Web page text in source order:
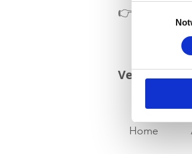
👉
und
Verändere
Home